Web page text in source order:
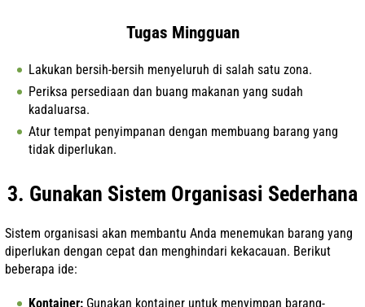
Tugas Mingguan
Lakukan bersih-bersih menyeluruh di salah satu zona.
Periksa persediaan dan buang makanan yang sudah
kadaluarsa.
Atur tempat penyimpanan dengan membuang barang yang
tidak diperlukan.
3. Gunakan Sistem Organisasi Sederhana
Sistem organisasi akan membantu Anda menemukan barang yang
diperlukan dengan cepat dan menghindari kekacauan. Berikut
beberapa ide:
Kontainer: Gunakan kontainer untuk menyimpan barang-